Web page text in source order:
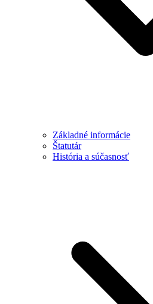
Základné informácie
Štatutár
História a súčasnosť